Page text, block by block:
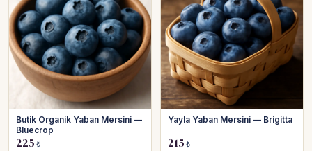
Butik Organik Yaban Mersini —
Bluecrop
225 ₺
Yayla Yaban Mersini — Brigitta
215 ₺